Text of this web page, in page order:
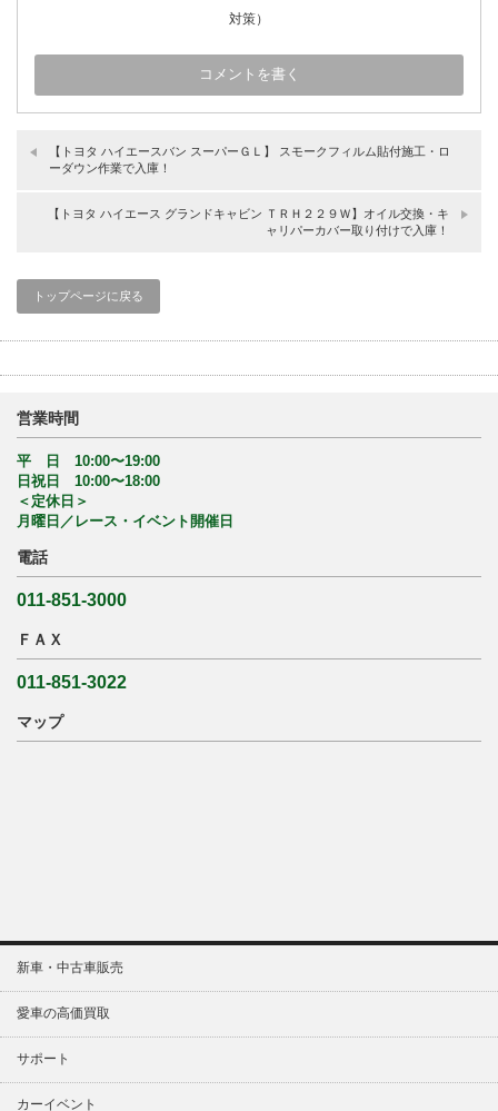
対策）
【トヨタ ハイエースバン スーパーＧＬ】 スモークフィルム貼付施工・ロ
ーダウン作業で入庫！
【トヨタ ハイエース グランドキャビン ＴＲＨ２２９Ｗ】オイル交換・キ
ャリパーカバー取り付けで入庫！
トップページに戻る
営業時間
平 日 10:00〜19:00
日祝日 10:00〜18:00
＜定休日＞
月曜日／レース・イベント開催日
電話
011-851-3000
ＦＡＸ
011-851-3022
マップ
新車・中古車販売
愛車の高価買取
サポート
カーイベント